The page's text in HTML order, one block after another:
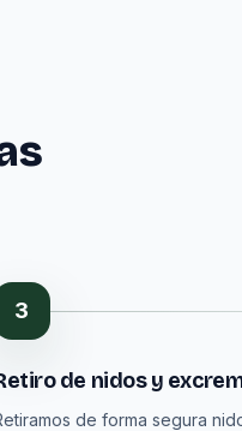
3
de nidos y
de forma segura